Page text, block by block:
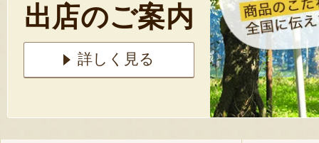
出店のご案内
詳しく見る